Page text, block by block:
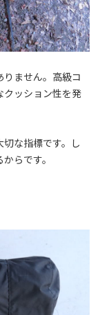
ません。高級コ
クッション性を発
切な指標です。し
らです。